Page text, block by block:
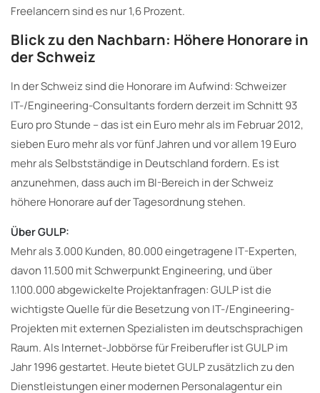
Freelancern sind es nur 1,6 Prozent.
Blick zu den Nachbarn: Höhere Honorare in
der Schweiz
In der Schweiz sind die Honorare im Aufwind: Schweizer
IT-/Engineering-Consultants fordern derzeit im Schnitt 93
Euro pro Stunde – das ist ein Euro mehr als im Februar 2012,
sieben Euro mehr als vor fünf Jahren und vor allem 19 Euro
mehr als Selbstständige in Deutschland fordern. Es ist
anzunehmen, dass auch im BI-Bereich in der Schweiz
höhere Honorare auf der Tagesordnung stehen.
Über GULP:
Mehr als 3.000 Kunden, 80.000 eingetragene IT-Experten,
davon 11.500 mit Schwerpunkt Engineering, und über
1.100.000 abgewickelte Projektanfragen: GULP ist die
wichtigste Quelle für die Besetzung von IT-/Engineering-
Projekten mit externen Spezialisten im deutschsprachigen
Raum. Als Internet-Jobbörse für Freiberufler ist GULP im
Jahr 1996 gestartet. Heute bietet GULP zusätzlich zu den
Dienstleistungen einer modernen Personalagentur ein